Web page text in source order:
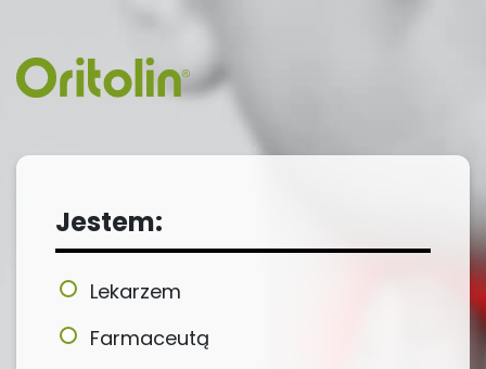
Jestem:
Lekarzem
Farmaceutą